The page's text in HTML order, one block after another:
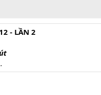
- LẦN 2